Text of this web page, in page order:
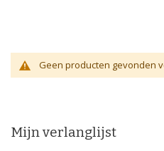
Geen producten gevonden
Mijn verlanglijst